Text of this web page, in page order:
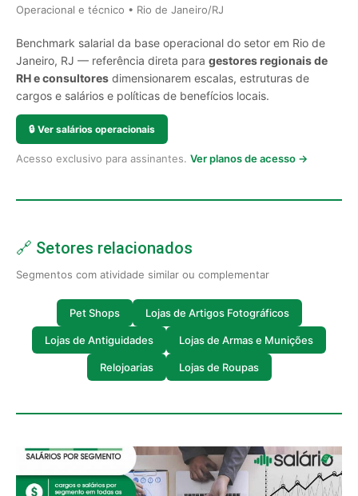
Operacional e técnico • Rio de Janeiro/RJ
Benchmark salarial da base operacional do setor em Rio de
Janeiro, RJ — referência direta para gestores regionais de
RH e consultores dimensionarem escalas, estruturas de
cargos e salários e políticas de benefícios locais.
🔒 Ver salários operacionais
Acesso exclusivo para assinantes. Ver planos de acesso →
🔗 Setores relacionados
Segmentos com atividade similar ou complementar
Pet Shops Lojas de Artigos Fotográficos
Lojas de Antiguidades Lojas de Armas e Munições
Relojoarias Lojas de Roupas